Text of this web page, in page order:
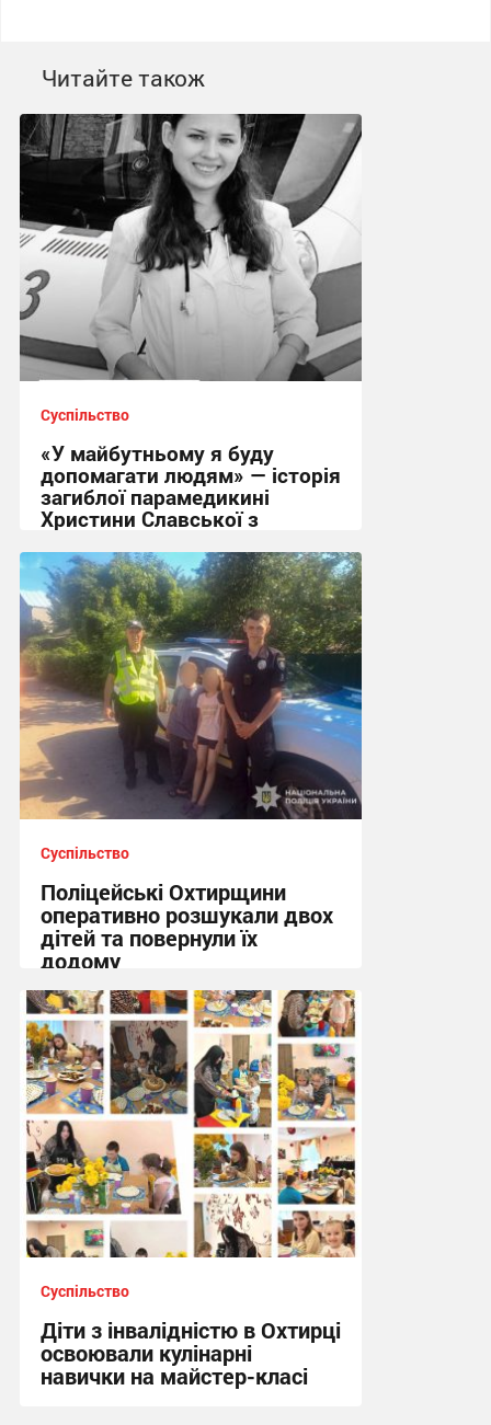
Читайте також
Суспільство
«У майбутньому я буду
допомагати людям» — історія
загиблої парамедикині
Христини Славської з
21:32 вчора
Суспільство
Поліцейські Охтирщини
оперативно розшукали двох
дітей та повернули їх
додому
10:19, 5.08.2026
Суспільство
Діти з інвалідністю в Охтирці
освоювали кулінарні
навички на майстер-класі